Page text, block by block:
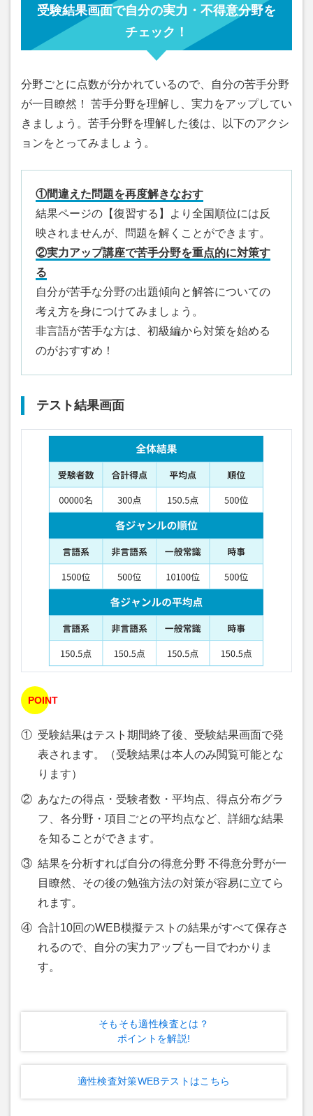
受験結果画面で自分の実力・不得意分野を
チェック！
分野ごとに点数が分かれているので、自分の苦手分野
が一目瞭然！ 苦手分野を理解し、実力をアップしてい
きましょう。苦手分野を理解した後は、以下のアクシ
ョンをとってみましょう。
①間違えた問題を再度解きなおす
結果ページの【復習する】より全国順位には反
映されませんが、問題を解くことができます。
②実力アップ講座で苦手分野を重点的に対策す
る
自分が苦手な分野の出題傾向と解答についての
考え方を身につけてみましょう。
非言語が苦手な方は、初級編から対策を始める
のがおすすめ！
テスト結果画面
POINT
① 受験結果はテスト期間終了後、受験結果画面で発
表されます。（受験結果は本人のみ閲覧可能とな
ります）
② あなたの得点・受験者数・平均点、得点分布グラ
フ、各分野・項目ごとの平均点など、詳細な結果
を知ることができます。
③ 結果を分析すれば自分の得意分野 不得意分野が一
目瞭然、その後の勉強方法の対策が容易に立てら
れます。
④ 合計10回のWEB模擬テストの結果がすべて保存さ
れるので、自分の実力アップも一目でわかりま
す。
そもそも適性検査とは？
ポイントを解説!
適性検査対策WEBテストはこちら